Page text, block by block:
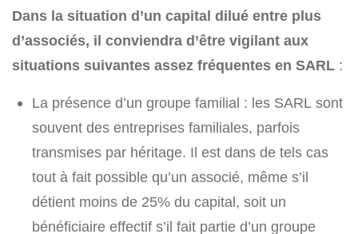
Dans la situation d’un capital dilué entre plus
d’associés, il conviendra d’être vigilant aux
situations suivantes assez fréquentes en SARL :
La présence d’un groupe familial : les SARL sont
souvent des entreprises familiales, parfois
transmises par héritage. Il est dans de tels cas
tout à fait possible qu’un associé, même s’il
détient moins de 25% du capital, soit un
bénéficiaire effectif s’il fait partie d’un groupe